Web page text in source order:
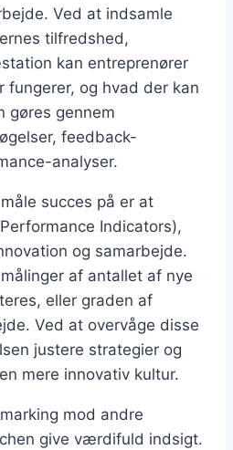
Ved at indsamle
tilfredshed,
kan entreprenører
fungerer, og hvad der kan
gøres gennem
feedback-
analyser.
succes på er at
Indicators),
og samarbejde.
af antallet af nye
eller graden af
Ved at overvåge disse
justere strategier og
mere innovativ kultur.
mod andre
give værdifuld indsigt.